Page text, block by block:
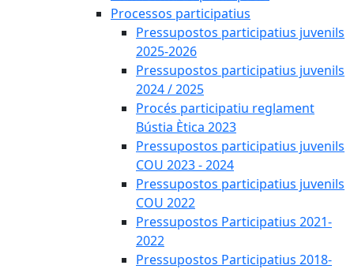
Processos participatius
Pressupostos participatius juvenils
2025-2026
Pressupostos participatius juvenils
2024 / 2025
Procés participatiu reglament
Bústia Ètica 2023
Pressupostos participatius juvenils
COU 2023 - 2024
Pressupostos participatius juvenils
COU 2022
Pressupostos Participatius 2021-
2022
Pressupostos Participatius 2018-